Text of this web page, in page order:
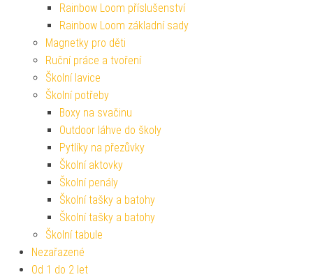
Rainbow Loom příslušenství
Rainbow Loom základní sady
Magnetky pro děti
Ruční práce a tvoření
Školní lavice
Školní potřeby
Boxy na svačinu
Outdoor láhve do školy
Pytlíky na přezůvky
Školní aktovky
Školní penály
Školní tašky a batohy
Školní tašky a batohy
Školní tabule
Nezařazené
Od 1 do 2 let